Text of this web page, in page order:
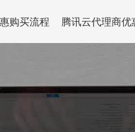
购买流程 腾讯云代理商优